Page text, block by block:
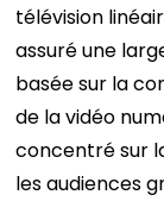
télévision
assuré une
basée sur la
de la vidéo
concentré sur
les audiences